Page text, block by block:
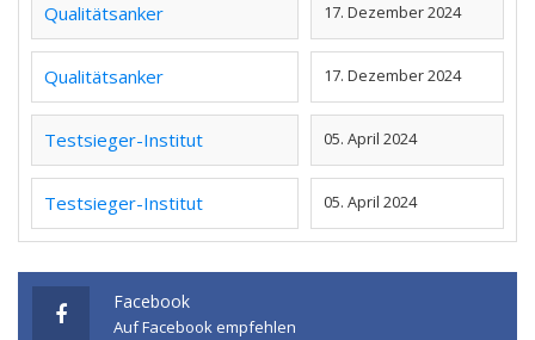
Qualitätsanker 17. Dezember 2024
Qualitätsanker 17. Dezember 2024
Testsieger-Institut 05. April 2024
Testsieger-Institut 05. April 2024
Facebook
Auf Facebook empfehlen